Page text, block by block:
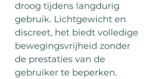
droog tijdens langdurig
gebruik. Lichtgewicht en
discreet, het biedt volledige
bewegingsvrijheid zonder
de prestaties van de
gebruiker te beperken.